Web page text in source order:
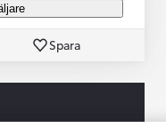
Spara